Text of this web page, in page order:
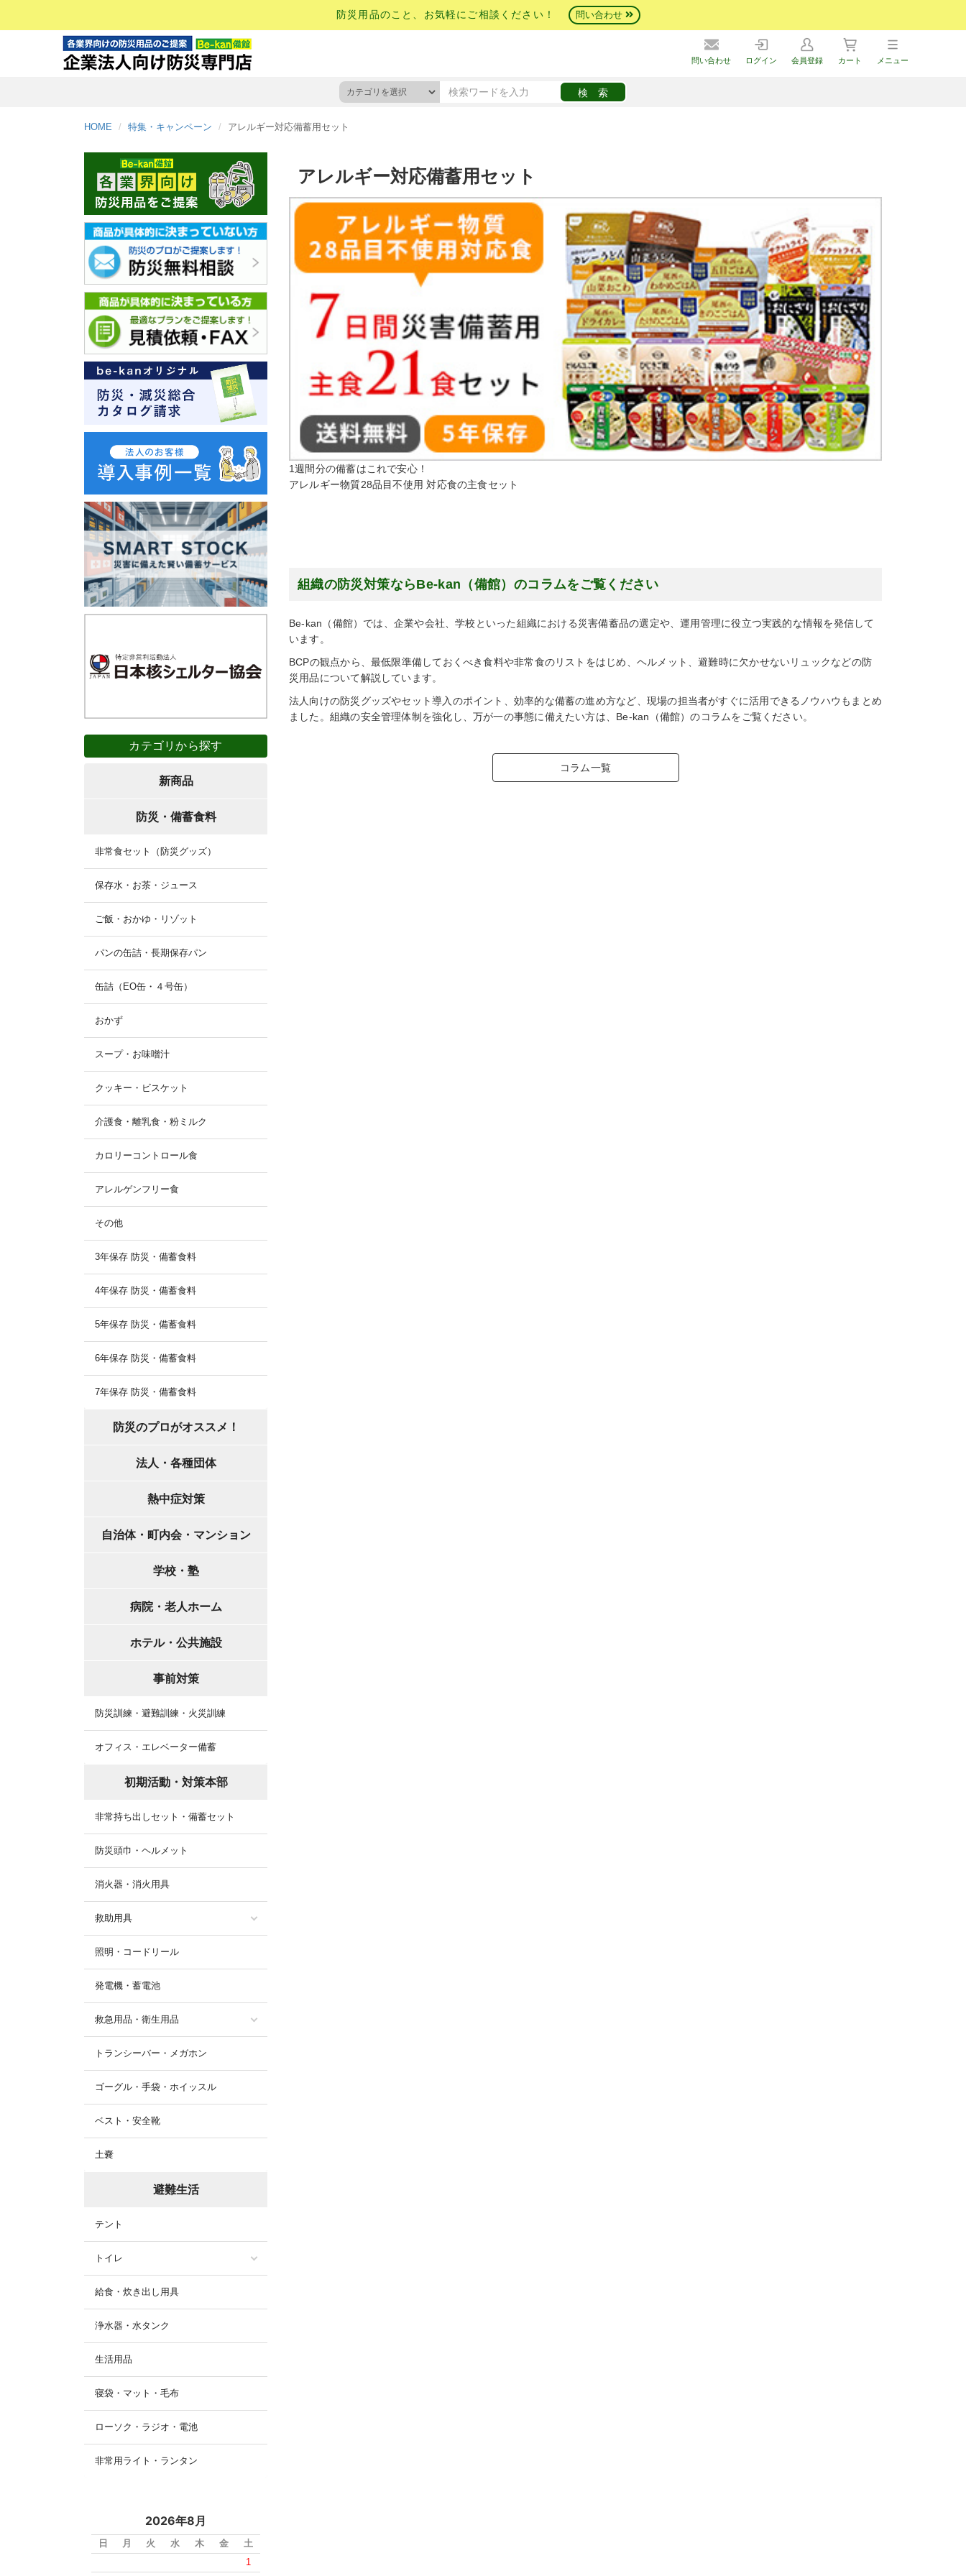
防災用品のこと、お気軽にご相談ください！ 問い合わせ
問い合わせ ログイン 会員登録 カート メニュー
HOME 特集・キャンペーン アレルギー対応備蓄用セット
アレルギー対応備蓄用セット
1週間分の備蓄はこれで安心！
アレルギー物質28品目不使用 対応食の主食セット
組織の防災対策ならBe-kan（備館）のコラムをご覧ください
Be-kan（備館）では、企業や会社、学校といった組織における災害備蓄品の選定や、運用管理に役立つ実践的な情報を発信して
います。
BCPの観点から、最低限準備しておくべき食料や非常食のリストをはじめ、ヘルメット、避難時に欠かせないリュックなどの防
災用品について解説しています。
法人向けの防災グッズやセット導入のポイント、効率的な備蓄の進め方など、現場の担当者がすぐに活用できるノウハウもまとめ
ました。組織の安全管理体制を強化し、万が一の事態に備えたい方は、Be-kan（備館）のコラムをご覧ください。
コラム一覧
カテゴリから探す
新商品
防災・備蓄食料
非常食セット（防災グッズ）
保存水・お茶・ジュース
ご飯・おかゆ・リゾット
パンの缶詰・長期保存パン
缶詰（EO缶・４号缶）
おかず
スープ・お味噌汁
クッキー・ビスケット
介護食・離乳食・粉ミルク
カロリーコントロール食
アレルゲンフリー食
その他
3年保存 防災・備蓄食料
4年保存 防災・備蓄食料
5年保存 防災・備蓄食料
6年保存 防災・備蓄食料
7年保存 防災・備蓄食料
防災のプロがオススメ！
法人・各種団体
熱中症対策
自治体・町内会・マンション
学校・塾
病院・老人ホーム
ホテル・公共施設
事前対策
防災訓練・避難訓練・火災訓練
オフィス・エレベーター備蓄
初期活動・対策本部
非常持ち出しセット・備蓄セット
防災頭巾・ヘルメット
消火器・消火用具
救助用具
照明・コードリール
発電機・蓄電池
救急用品・衛生用品
トランシーバー・メガホン
ゴーグル・手袋・ホイッスル
ベスト・安全靴
土嚢
避難生活
テント
トイレ
給食・炊き出し用具
浄水器・水タンク
生活用品
寝袋・マット・毛布
ローソク・ラジオ・電池
非常用ライト・ランタン
2026年8月
日 月 火 水 木 金
土
1